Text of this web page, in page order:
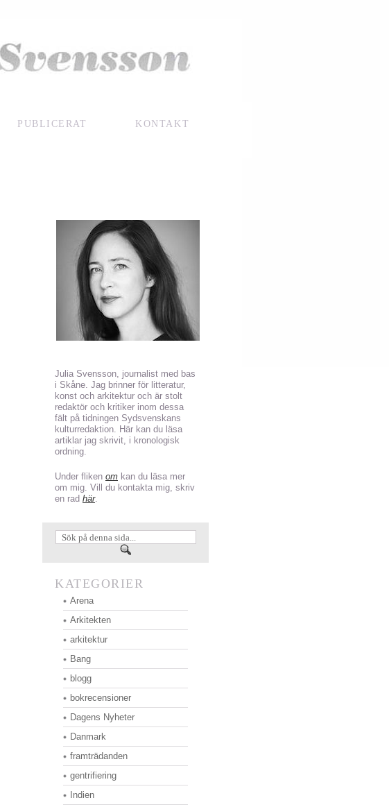
PUBLICERAT KONTAKT
Julia Svensson, journalist med bas
i Skåne. Jag brinner för litteratur,
konst och arkitektur och är stolt
redaktör och kritiker inom dessa
fält på tidningen Sydsvenskans
kulturredaktion. Här kan du läsa
artiklar jag skrivit, i kronologisk
ordning.
Under fliken om kan du läsa mer
om mig. Vill du kontakta mig, skriv
en rad här.
KATEGORIER
Arena
Arkitekten
arkitektur
Bang
blogg
bokrecensioner
Dagens Nyheter
Danmark
framträdanden
gentrifiering
Indien